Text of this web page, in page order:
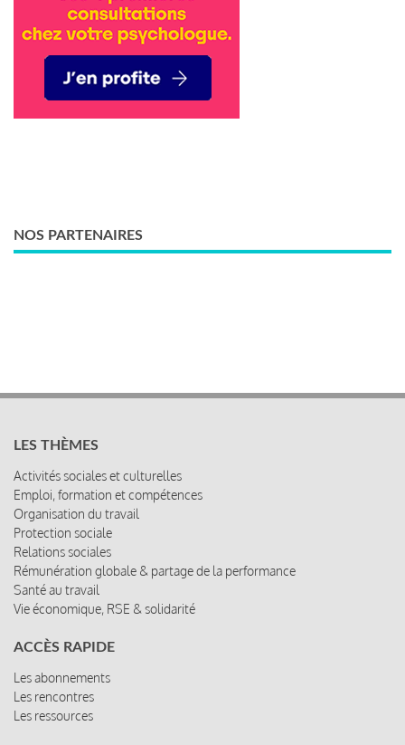
NOS PARTENAIRES
LES THÈMES
Activités sociales et culturelles
Emploi, formation et compétences
Organisation du travail
Protection sociale
Relations sociales
Rémunération globale & partage de la performance
Santé au travail
Vie économique, RSE & solidarité
ACCÈS RAPIDE
Les abonnements
Les rencontres
Les ressources